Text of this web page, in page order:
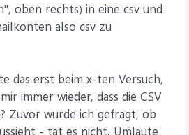
oben rechts) in eine csv und
also csv zu
das erst beim x-ten Versuch,
immer wieder, dass die CSV
Zuvor wurde ich gefragt, ob
- tat es nicht, Umlaute